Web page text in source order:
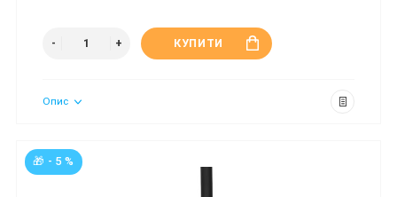
КУПИТИ
Опис
🎁 - 5 %